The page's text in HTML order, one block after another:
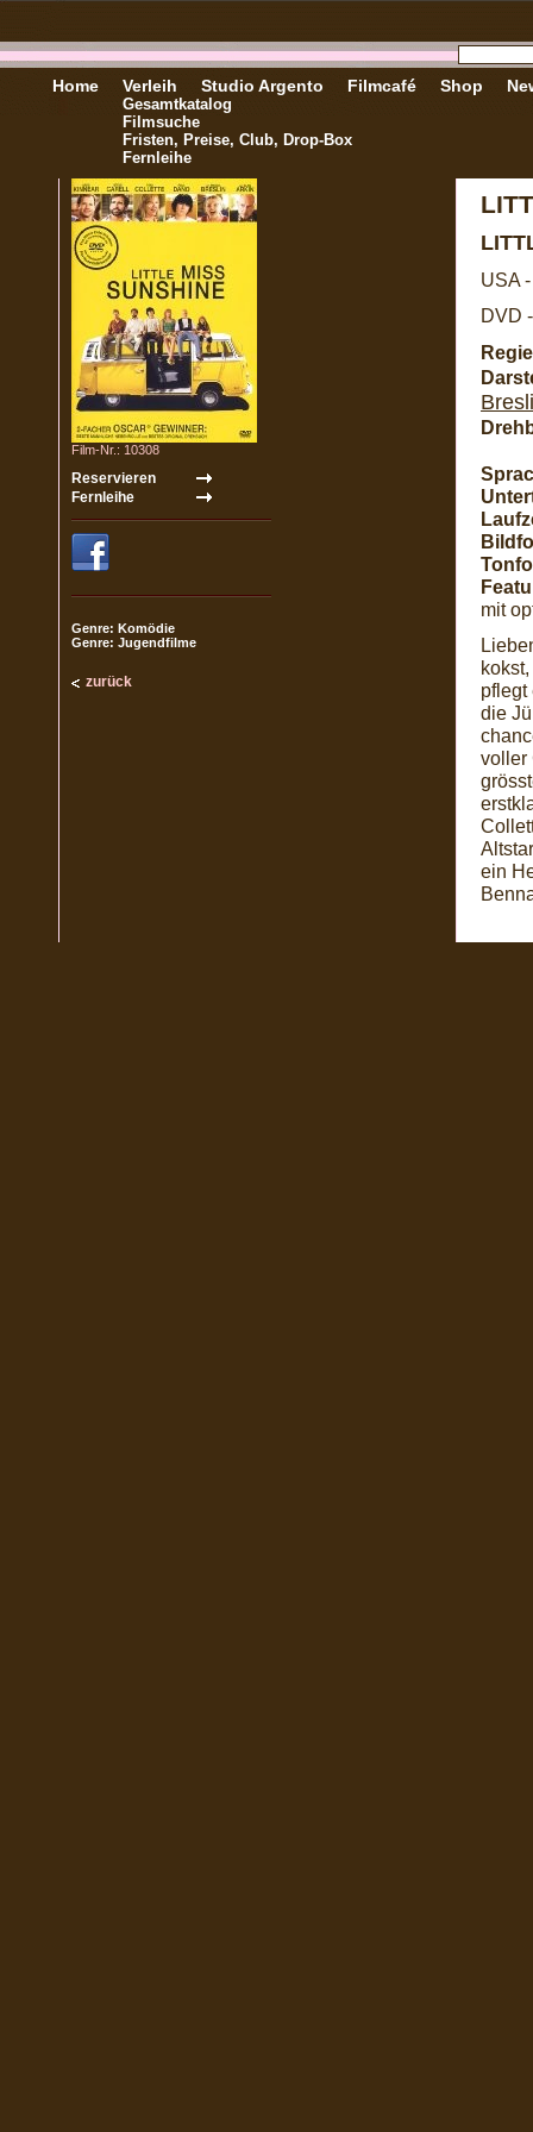
Home Verleih
Gesamtkatalog
Filmsuche
Fristen, Preise, Club, Drop-Box
Fernleihe
Studio Argento Filmcafé Shop
Film-Nr.: 10308
Genre: Komödie
Genre: Jugendfilme
zurück
USA
DVD
mit
pflegt
die
voller
ein